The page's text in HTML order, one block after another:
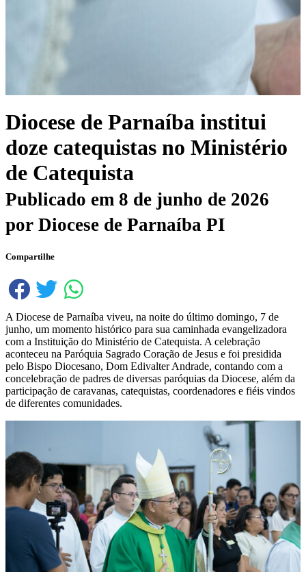
Diocese de Parnaíba institui
doze catequistas no Ministério
de Catequista
Publicado em 8 de junho de 2026
por Diocese de Parnaíba PI
Compartilhe
A Diocese de Parnaíba viveu, na noite do último domingo, 7 de
junho, um momento histórico para sua caminhada evangelizadora
com a Instituição do Ministério de Catequista. A celebração
aconteceu na Paróquia Sagrado Coração de Jesus e foi presidida
pelo Bispo Diocesano, Dom Edivalter Andrade, contando com a
concelebração de padres de diversas paróquias da Diocese, além da
participação de caravanas, catequistas, coordenadores e fiéis vindos
de diferentes comunidades.